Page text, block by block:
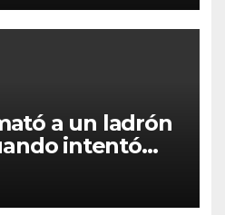
a un ladrón
intentó